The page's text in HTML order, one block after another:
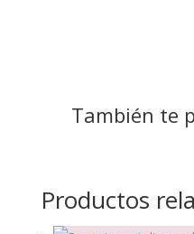
También te
Productos